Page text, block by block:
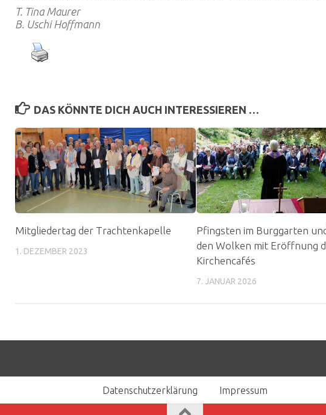
T. Tina Maurer
B. Uschi Hoffmann
DAS KÖNNTE DICH AUCH INTERESSIEREN …
Mitgliedertag der Trachtenkapelle
1. DEZEMBER 2023
Pfingsten im Burggarten
den Wolken mit Eröffnung
Kirchencafés
7. JANUAR 2026
Datenschutzerklärung Impressum